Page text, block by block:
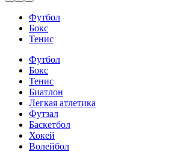
Футбол
Бокс
Тенис
Футбол
Бокс
Тенис
Биатлон
Легкая атлетика
Футзал
Баскетбол
Хокей
Волейбол